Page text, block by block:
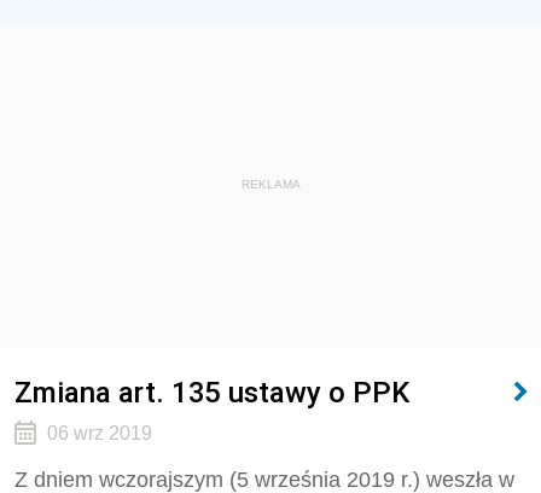
REKLAMA
Zmiana art. 135 ustawy o PPK
06 wrz 2019
Z dniem wczorajszym (5 września 2019 r.) weszła w